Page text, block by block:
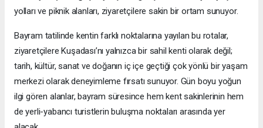
yolları ve piknik alanları, ziyaretçilere sakin bir ortam sunuyor.
Bayram tatilinde kentin farklı noktalarına yayılan bu rotalar,
ziyaretçilere Kuşadası’nı yalnızca bir sahil kenti olarak değil;
tarih, kültür, sanat ve doğanın iç içe geçtiği çok yönlü bir yaşam
merkezi olarak deneyimleme fırsatı sunuyor. Gün boyu yoğun
ilgi gören alanlar, bayram süresince hem kent sakinlerinin hem
de yerli-yabancı turistlerin buluşma noktaları arasında yer